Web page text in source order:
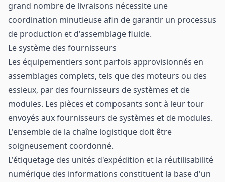
grand nombre de livraisons nécessite une
coordination minutieuse afin de garantir un processus
de production et d'assemblage fluide.
Le système des fournisseurs
Les équipementiers sont parfois approvisionnés en
assemblages complets, tels que des moteurs ou des
essieux, par des fournisseurs de systèmes et de
modules. Les pièces et composants sont à leur tour
envoyés aux fournisseurs de systèmes et de modules.
L'ensemble de la chaîne logistique doit être
soigneusement coordonné.
L'étiquetage des unités d'expédition et la réutilisabilité
numérique des informations constituent la base d'un